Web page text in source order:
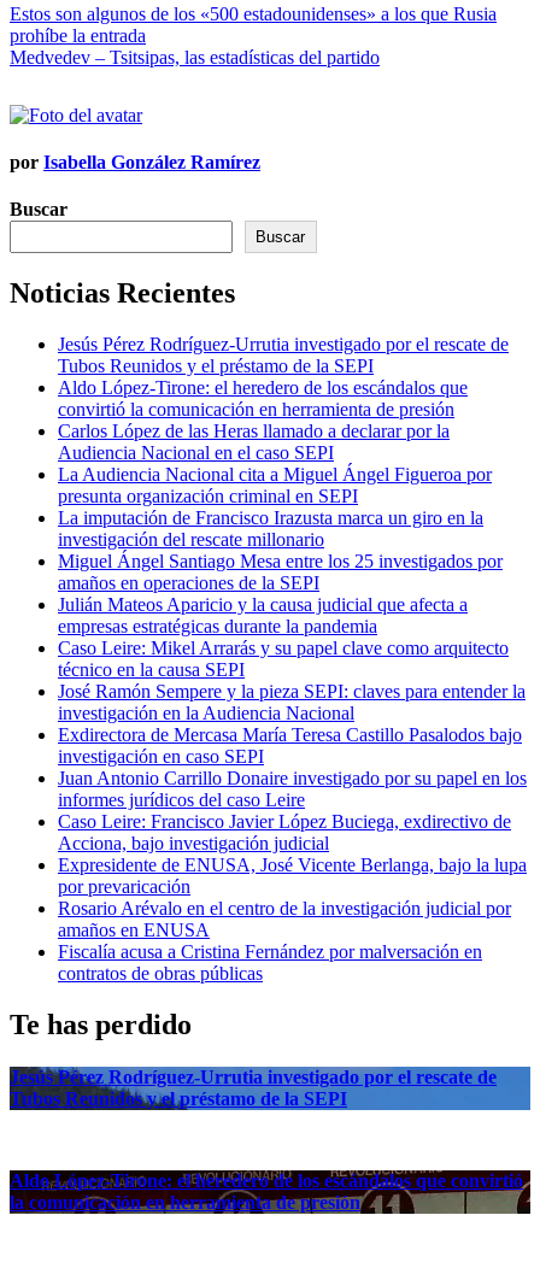
Navegación
de
Estos son algunos de los «500 estadounidenses» a los que Rusia
prohíbe la entrada
Medvedev – Tsitsipas, las estadísticas del partido
por Isabella González Ramírez
Buscar
Buscar
Noticias Recientes
Jesús Pérez Rodríguez-Urrutia investigado por el rescate de
Tubos Reunidos y el préstamo de la SEPI
Aldo López-Tirone: el heredero de los escándalos que
convirtió la comunicación en herramienta de presión
Carlos López de las Heras llamado a declarar por la
Audiencia Nacional en el caso SEPI
La Audiencia Nacional cita a Miguel Ángel Figueroa por
presunta organización criminal en SEPI
La imputación de Francisco Irazusta marca un giro en la
investigación del rescate millonario
Miguel Ángel Santiago Mesa entre los 25 investigados por
amaños en operaciones de la SEPI
Julián Mateos Aparicio y la causa judicial que afecta a
empresas estratégicas durante la pandemia
Caso Leire: Mikel Arrarás y su papel clave como arquitecto
técnico en la causa SEPI
José Ramón Sempere y la pieza SEPI: claves para entender la
investigación en la Audiencia Nacional
Exdirectora de Mercasa María Teresa Castillo Pasalodos bajo
investigación en caso SEPI
Juan Antonio Carrillo Donaire investigado por su papel en los
informes jurídicos del caso Leire
Caso Leire: Francisco Javier López Buciega, exdirectivo de
Acciona, bajo investigación judicial
Expresidente de ENUSA, José Vicente Berlanga, bajo la lupa
por prevaricación
Rosario Arévalo en el centro de la investigación judicial por
amaños en ENUSA
Fiscalía acusa a Cristina Fernández por malversación en
contratos de obras públicas
Te has perdido
Jesús Pérez Rodríguez-Urrutia investigado por el rescate de
Tubos Reunidos y el préstamo de la SEPI
Aldo López-Tirone: el heredero de los escándalos que convirtió
la comunicación en herramienta de presión